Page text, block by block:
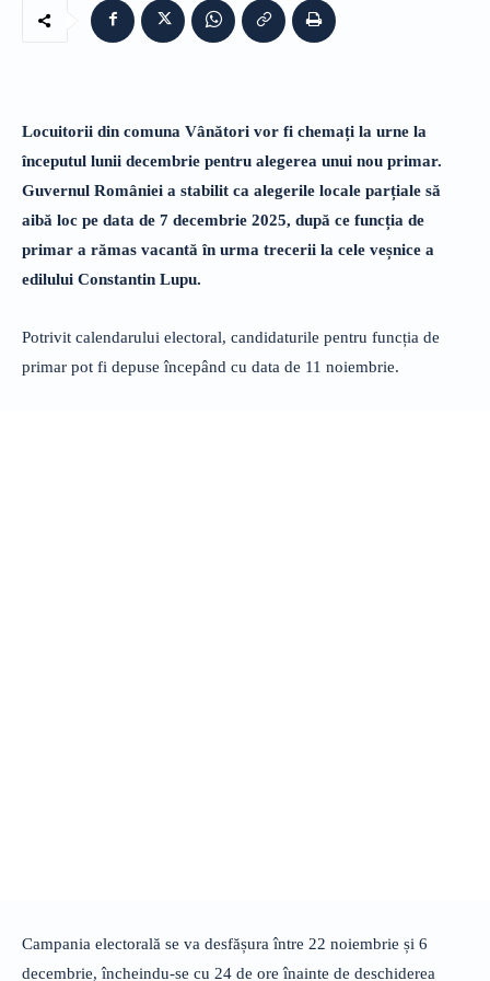
Locuitorii din comuna Vânători vor fi chemați la urne la
începutul lunii decembrie pentru alegerea unui nou primar.
Guvernul României a stabilit ca alegerile locale parțiale să
aibă loc pe data de 7 decembrie 2025, după ce funcția de
primar a rămas vacantă în urma trecerii la cele veșnice a
edilului Constantin Lupu.
Potrivit calendarului electoral, candidaturile pentru funcția de
primar pot fi depuse începând cu data de 11 noiembrie.
Campania electorală se va desfășura între 22 noiembrie și 6
decembrie, încheindu-se cu 24 de ore înainte de deschiderea